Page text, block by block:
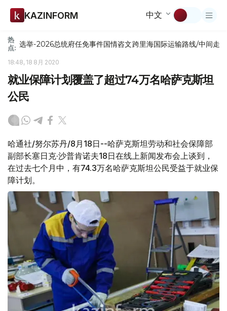
KAZINFORM 中文
热
点: 选举-2026总统府任免事件国情咨文跨里海国际运输路线/中间走廊
18:48, 18 8月 2020
就业保障计划覆盖了超过74万名哈萨克斯坦
公民
哈通社/努尔苏丹/8月18日--哈萨克斯坦劳动和社会保障部
副部长塞日克·沙普肯诺夫18日在线上新闻发布会上谈到，
在过去七个月中，有74.3万名哈萨克斯坦公民受益于就业保
障计划。